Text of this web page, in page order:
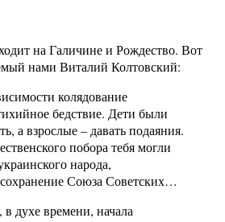
на Галичине и Рождество. Вот
нами Виталий Колтовский:
колядование
бедствие. Дети были
а взрослые – давать подаяния.
побора тебя могли
народа,
Союза Советских…
в духе времени, начала